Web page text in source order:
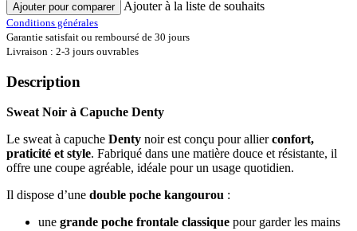
Ajouter pour comparer Ajouter à la liste de souhaits
Conditions générales
Garantie satisfait ou remboursé de 30 jours
Livraison : 2-3 jours ouvrables
Description
Sweat Noir à Capuche Denty
Le sweat à capuche Denty noir est conçu pour allierconfort,
praticité et style. Fabriqué dans une matière douce et résistante, il
offre une coupe agréable, idéale pour un usage quotidien.
Il dispose d’une double poche kangourou :
une grande poche frontale classique pour garder les mains